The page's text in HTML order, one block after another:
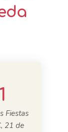
Fiestas
21 de